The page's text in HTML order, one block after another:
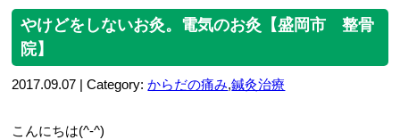
やけどをしないお灸。電気のお灸【盛岡市 整骨
院】
2017.09.07 | Category:からだの痛み,鍼灸治療
こんにちは(^-^)